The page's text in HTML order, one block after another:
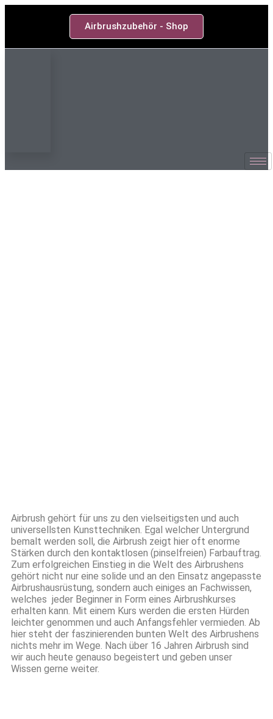
Airbrushzubehör - Shop
Airbrush gehört für uns zu den vielseitigsten und auch
universellsten Kunsttechniken. Egal welcher Untergrund
bemalt werden soll, die Airbrush zeigt hier oft enorme
Stärken durch den kontaktlosen (pinselfreien) Farbauftrag.
Zum erfolgreichen Einstieg in die Welt des Airbrushens
gehört nicht nur eine solide und an den Einsatz angepasste
Airbrushausrüstung, sondern auch einiges an Fachwissen,
welches jeder Beginner in Form eines Airbrushkurses
erhalten kann. Mit einem Kurs werden die ersten Hürden
leichter genommen und auch Anfangsfehler vermieden. Ab
hier steht der faszinierenden bunten Welt des Airbrushens
nichts mehr im Wege. Nach über 16 Jahren Airbrush sind
wir auch heute genauso begeistert und geben unser
Wissen gerne weiter.